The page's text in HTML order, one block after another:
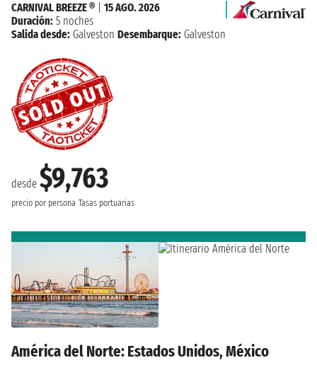
desde $9,763
precio por persona Tasas portuarias
CARNIVAL BREEZE ®
15 AGO. 2026
Duración: 5 noches
Salida desde: Galveston Desembarque: Galveston
América del Norte: Estados Unidos, México